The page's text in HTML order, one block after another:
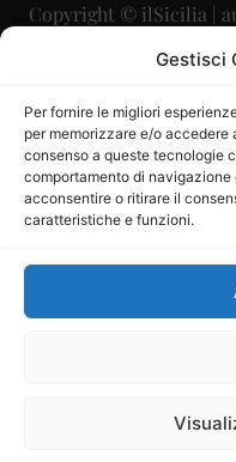
Gestisci
Per fornire le migliori
per memorizzare e/o
consenso a queste tecnologie
comportamento di navigazione
acconsentire o ritirare il
caratteristiche e funzioni.
Copyright © ilSicilia |
Direttore
Direttore
Mercurio
iscritta al Registro
Sito gestito daLa